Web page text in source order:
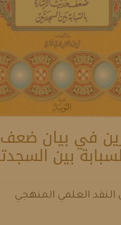
في بيان
بين
العلمي المنهجي